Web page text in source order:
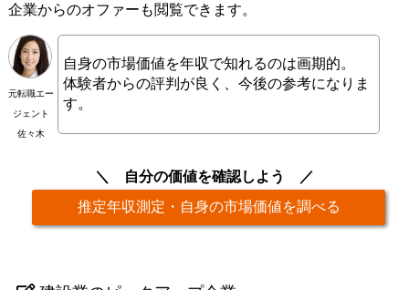
企業からのオファーも閲覧できます。
元転職エー
ジェント
佐々木
自身の市場価値を年収で知れるのは画期的。
体験者からの評判が良く、今後の参考になりま
す。
自分の価値を確認しよう
推定年収測定・自身の市場価値を調べる